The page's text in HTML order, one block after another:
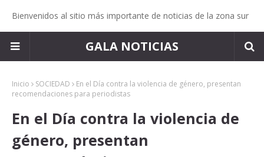
Bienvenidos al sitio más importante de noticias de la zona sur
GALA NOTICIAS
Inicio SOCIEDAD
En el Día contra la violencia de género, presentan
recomendaciones para periodistas
En el Día contra la violencia de
género, presentan